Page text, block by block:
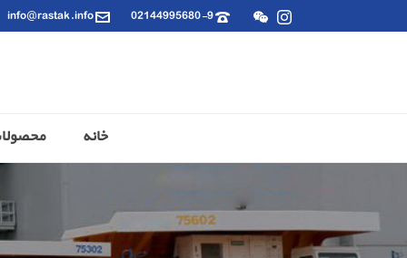
02144995680-9
info@rastak.info
خانه